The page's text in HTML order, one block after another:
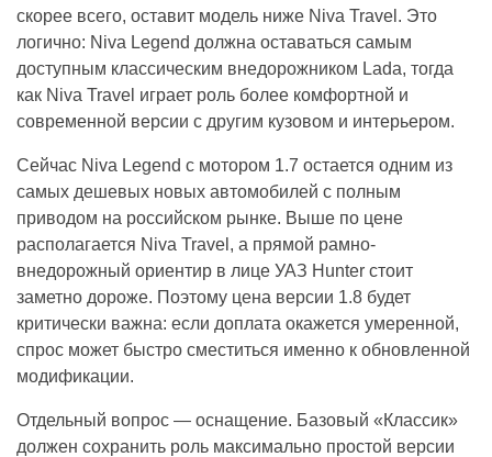
скорее всего, оставит модель ниже Niva Travel. Это
логично: Niva Legend должна оставаться самым
доступным классическим внедорожником Lada, тогда
как Niva Travel играет роль более комфортной и
современной версии с другим кузовом и интерьером.
Сейчас Niva Legend с мотором 1.7 остается одним из
самых дешевых новых автомобилей с полным
приводом на российском рынке. Выше по цене
располагается Niva Travel, а прямой рамно-
внедорожный ориентир в лице УАЗ Hunter стоит
заметно дороже. Поэтому цена версии 1.8 будет
критически важна: если доплата окажется умеренной,
спрос может быстро сместиться именно к обновленной
модификации.
Отдельный вопрос — оснащение. Базовый «Классик»
должен сохранить роль максимально простой версии